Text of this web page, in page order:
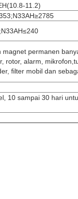
11.2)
permanen
rotor, alarm, mikrofon,
filter mobil dan
10 sampai 30 hari